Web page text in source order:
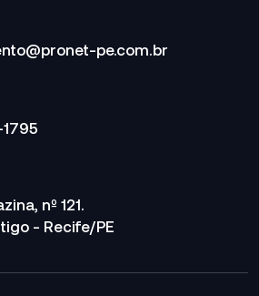
pe.com.br
nº 121.
- Recife/PE